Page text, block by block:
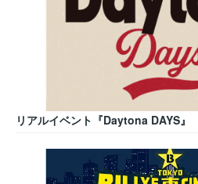
リアルイベント『Daytona DAYS』